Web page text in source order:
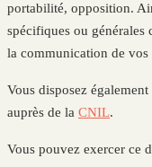
portabilité, opposition.
spécifiques ou générales
la communication de vos
Vous disposez
auprès de la CNIL.
Vous pouvez exercer ce